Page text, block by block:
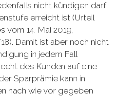
nicht kündigen darf,
erreicht ist (Urteil
vom 14. Mai 2019,
Damit ist aber noch nicht
in jedem Fall
des Kunden auf eine
Sparprämie kann in
nach wie vor gegeben